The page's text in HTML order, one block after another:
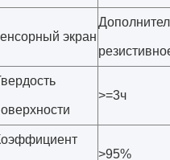
экран
>=3ч
>95%